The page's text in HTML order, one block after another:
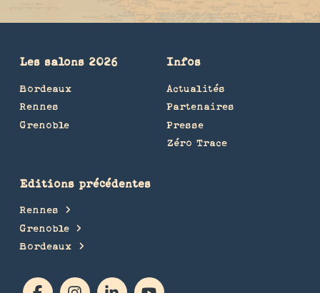
Les salons 2026
Bordeaux
Rennes
Grenoble
Infos
Actualités
Partenaires
Presse
Zéro Trace
Editions précédentes
Rennes
Grenoble
Bordeaux